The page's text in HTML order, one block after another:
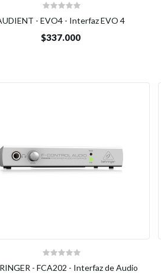
- EVO4 - Interfaz EVO 4
$337.000
- FCA202 - Interfaz de Audio